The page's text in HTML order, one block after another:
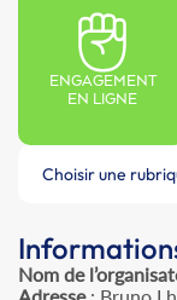
ENGAGEMENT
EN LIGNE
Choisir une
Nom de